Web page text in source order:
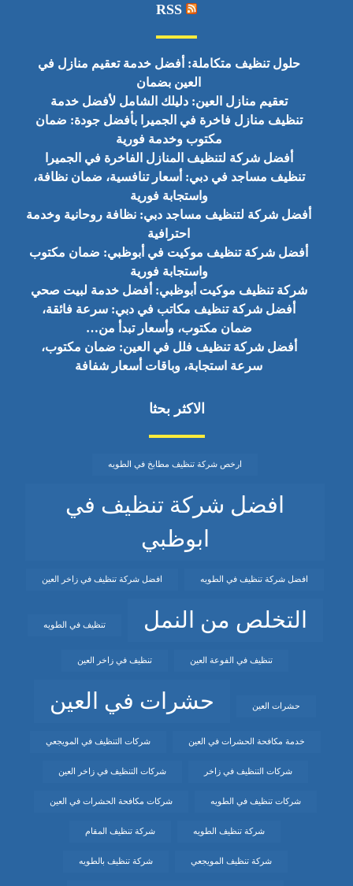
RSS
حلول تنظيف متكاملة: أفضل خدمة تعقيم منازل في
العين بضمان
تعقيم منازل العين: دليلك الشامل لأفضل خدمة
تنظيف منازل فاخرة في الجميرا بأفضل جودة: ضمان
مكتوب وخدمة فورية
أفضل شركة لتنظيف المنازل الفاخرة في الجميرا
تنظيف مساجد في دبي: أسعار تنافسية، ضمان نظافة،
واستجابة فورية
أفضل شركة لتنظيف مساجد دبي: نظافة روحانية وخدمة
احترافية
أفضل شركة تنظيف موكيت في أبوظبي: ضمان مكتوب
واستجابة فورية
شركة تنظيف موكيت أبوظبي: أفضل خدمة لبيت صحي
أفضل شركة تنظيف مكاتب في دبي: سرعة فائقة،
ضمان مكتوب، وأسعار تبدأ من…
أفضل شركة تنظيف فلل في العين: ضمان مكتوب،
سرعة استجابة، وباقات أسعار شفافة
الاكثر بحثا
ارخص شركة تنظيف مطابخ في الطويه
افضل شركة تنظيف في
ابوظبي
افضل شركة تنظيف في الطويه افضل شركة تنظيف في زاخر العين
التخلص من النمل تنظيف في الطويه
تنظيف في الفوعة العين تنظيف في زاخر العين
حشرات العين حشرات في العين
خدمة مكافحة الحشرات في العين شركات التنظيف في المويجعي
شركات التنظيف في زاخر شركات التنظيف في زاخر العين
شركات تنظيف في الطويه شركات مكافحة الحشرات في العين
شركة تنظيف الطويه شركة تنظيف المقام
شركة تنظيف المويجعي شركة تنظيف بالطويه